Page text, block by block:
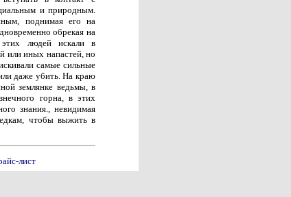
и природным.
поднимая его на
обрекая на
людей искали в
или иных напастей, но
самые сильные
даже убить. На краю
землянке ведьмы, в
горна, в этих
знания., невидимая
чтобы выжить в
лист